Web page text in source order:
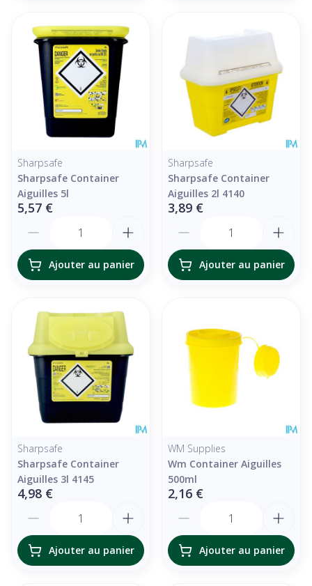
Sharpsafe
Sharpsafe Container
Aiguilles 5l
5,57 €
Ajouter au panier
Sharpsafe
Sharpsafe Container
Aiguilles 2l 4140
3,89 €
Ajouter au panier
Sharpsafe
Sharpsafe Container
Aiguilles 3l 4145
4,98 €
Ajouter au panier
WM Supplies
Wm Container Aiguilles
500ml
2,16 €
Ajouter au panier